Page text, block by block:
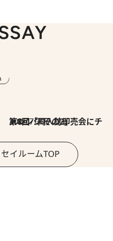
2026.7.30
第8回「同人誌即売会にチャレンジ その2」
イルームTOP